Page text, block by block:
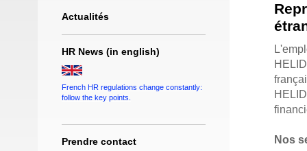
Actualités
HR News (in english)
French HR regulations change constantly:
follow the key points.
Prendre contact
Nos